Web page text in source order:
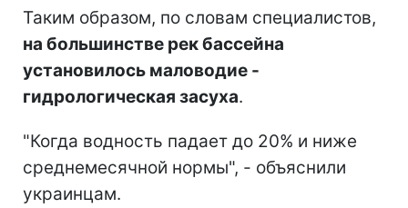
Таким образом, по словам специалистов,
на большинстве рек бассейна
установилось маловодие -
гидрологическая засуха.
"Когда водность падает до 20% и ниже
среднемесячной нормы", - объяснили
украинцам.